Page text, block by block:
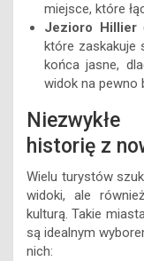
miejsce, które
Jezioro Hillier
które zaskakuje
końca jasne,
widok na pewno
historię z
Wielu turystów
widoki, ale
kulturą. Takie
są idealnym
nich: